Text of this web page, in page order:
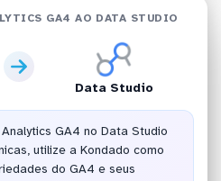
GA4 AO DATA STUDIO
Data Studio
GA4 no Data Studio
utilize a Kondado como
do GA4 e seus